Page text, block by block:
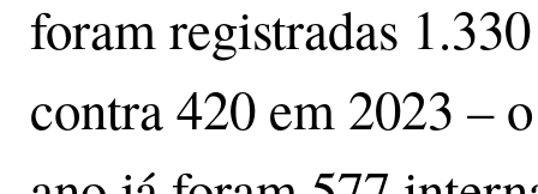
foram registradas
contra 420 em 2023 –